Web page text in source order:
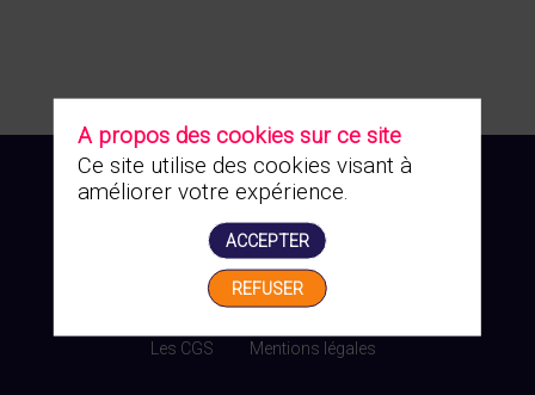
Gérer mes cookies
Les CGS Mentions légales
A propos des cookies sur ce site
Ce site utilise des cookies visant à
améliorer votre expérience.
ACCEPTER
REFUSER